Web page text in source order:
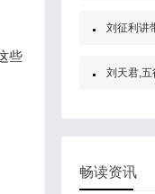
些
刘征利讲
刘天君,五
畅读资讯